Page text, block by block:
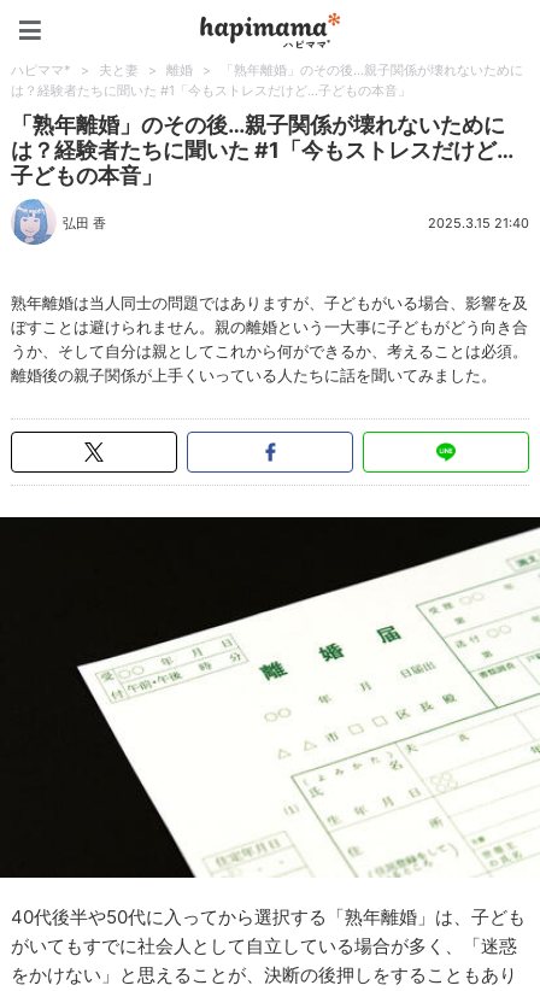
ハピママ* > 夫と妻 > 離婚 >
「熟年離婚」のその後…親子関係が壊れないために
は？経験者たちに聞いた #1「今もストレスだけど…子どもの本音」
「熟年離婚」のその後…親子関係が壊れないために
は？経験者たちに聞いた #1「今もストレスだけど…
子どもの本音」
弘田 香 2025.3.15 21:40
熟年離婚は当人同士の問題ではありますが、子どもがいる場合、影響を及
ぼすことは避けられません。親の離婚という一大事に子どもがどう向き合
うか、そして自分は親としてこれから何ができるか、考えることは必須。
離婚後の親子関係が上手くいっている人たちに話を聞いてみました。
40代後半や50代に入ってから選択する「熟年離婚」は、子ども
がいてもすでに社会人として自立している場合が多く、「迷惑
をかけない」と思えることが、決断の後押しをすることもあり